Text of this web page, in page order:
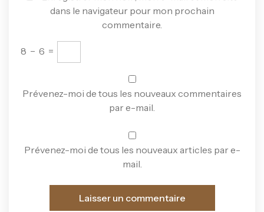
dans le navigateur pour mon prochain
commentaire.
8 − 6 =
Prévenez-moi de tous les nouveaux commentaires
par e-mail.
Prévenez-moi de tous les nouveaux articles par e-
mail.